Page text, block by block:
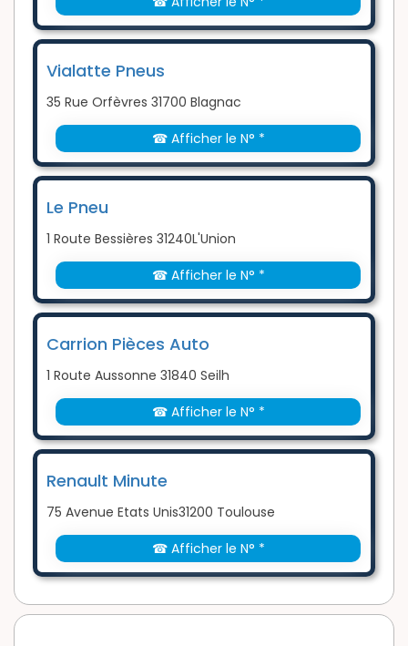
Vialatte Pneus
35 Rue Orfèvres 31700 Blagnac
☎ Afficher le N° *
Le Pneu
1 Route Bessières 31240L'Union
☎ Afficher le N° *
Carrion Pièces Auto
1 Route Aussonne 31840 Seilh
☎ Afficher le N° *
Renault Minute
75 Avenue Etats Unis31200 Toulouse
☎ Afficher le N° *